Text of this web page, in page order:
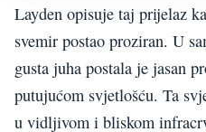
Layden opisuje taj prijelaz
svemir postao proziran. U
gusta juha postala je jasan
putujućom svjetlošću. Ta
u vidljivom i bliskom